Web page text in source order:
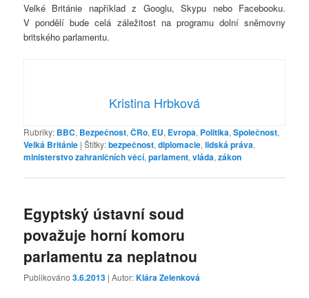
Velké Británie například z Googlu, Skypu nebo Facebooku.
V pondělí bude celá záležitost na programu dolní sněmovny
britského parlamentu.
Kristina Hrbková
Rubriky: BBC, Bezpečnost,ČRo, EU, Evropa, Politika,Společnost,
Velká Británie |Štítky:bezpečnost,diplomacie,lidská práva,
ministerstvo zahraničních věcí,parlament,vláda,zákon
Egyptský ústavní soud
považuje horní komoru
parlamentu za neplatnou
Publikováno3.6.2013 | Autor:Klára Zelenková